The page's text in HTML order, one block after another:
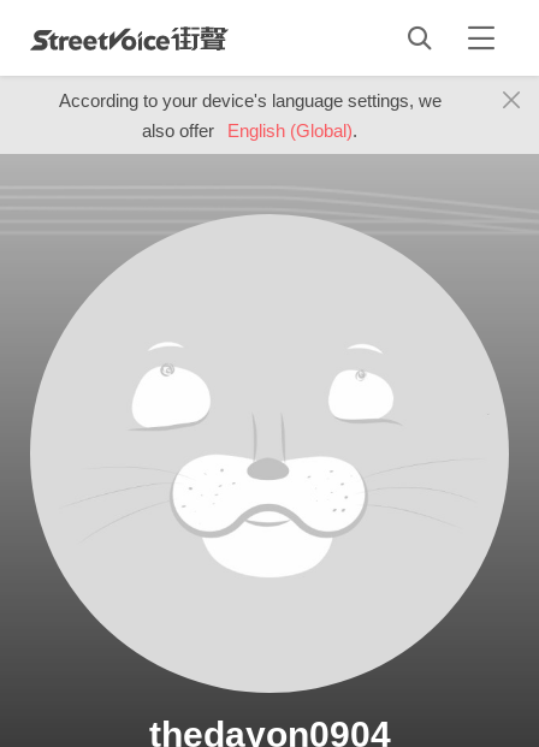
According to your device's language settings, we
also offer
English (Global).
thedayon0904